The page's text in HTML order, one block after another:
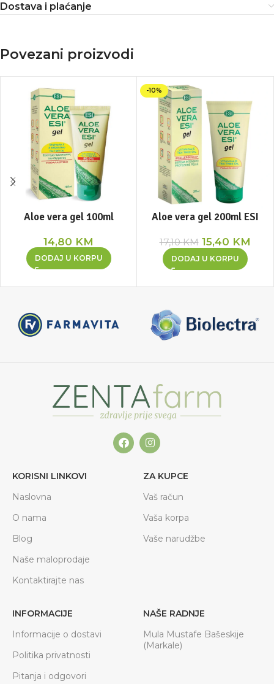
Dostava i plaćanje
Povezani proizvodi
Aloe vera gel 100ml
14,80 KM
DODAJ U KORPU
-10%
Aloe vera gel 200ml ESI
17,10KM 15,40 KM
DODAJ U KORPU
KORISNI LINKOVI
Naslovna
O nama
Blog
Naše maloprodaje
Kontaktirajte nas
ZA KUPCE
Vaš račun
Vaša korpa
Vaše narudžbe
INFORMACIJE
Informacije o dostavi
Politika privatnosti
Pitanja i odgovori
NAŠE RADNJE
Mula Mustafe Bašeskije
(Markale)